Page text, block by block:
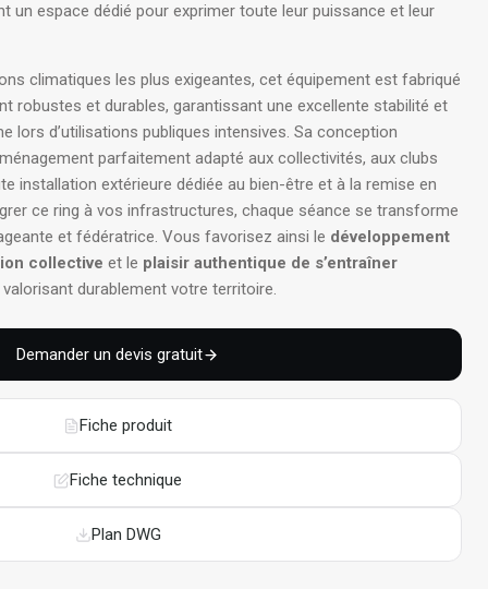
un espace dédié pour exprimer toute leur puissance et leur
climatiques les plus exigeantes, cet équipement est fabriqué
robustes et durables, garantissant une excellente stabilité et
lors d’utilisations publiques intensives. Sa conception
parfaitement adapté aux collectivités, aux clubs
installation extérieure dédiée au bien-être et à la remise en
ce ring à vos infrastructures, chaque séance se transforme
et fédératrice. Vous favorisez ainsi le développement
collective et le plaisir authentique de s’entraîner
durablement votre territoire.
Demander un devis gratuit
Fiche produit
Fiche technique
Plan DWG